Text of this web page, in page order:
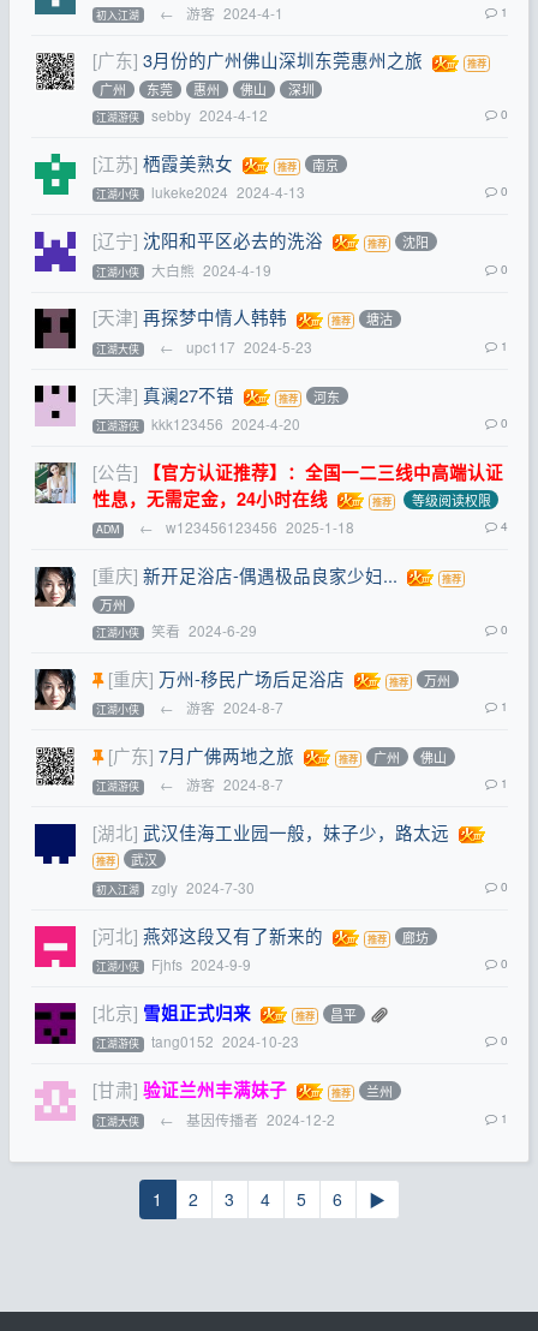
初入江湖 ← 游客 2024-4-1 1
[广东] 3月份的广州佛山深圳东莞惠州之旅
广州 东莞 惠州 佛山 深圳
江湖游侠 sebby 2024-4-12 0
[江苏] 栖霞美熟女 南京
江湖小侠 lukeke2024 2024-4-13 0
[辽宁] 沈阳和平区必去的洗浴 沈阳
江湖小侠 大白熊 2024-4-19 0
[天津] 再探梦中情人韩韩 塘沽
江湖大侠 ← upc117 2024-5-23 1
[天津] 真澜27不错 河东
江湖游侠 kkk123456 2024-4-20 0
[公告]
【官方认证推荐】：全国一二三线中高端认证
性息，无需定金，24小时在线
等级阅读权限
ADM ← w123456123456 2025-1-18 4
[重庆] 新开足浴店-偶遇极品良家少妇...
万州
江湖小侠 笑看 2024-6-29 0
[重庆] 万州-移民广场后足浴店 万州
江湖小侠 ← 游客 2024-8-7 1
[广东] 7月广佛两地之旅 广州 佛山
江湖游侠 ← 游客 2024-8-7 1
[湖北] 武汉佳海工业园一般，妹子少，路太远
武汉
初入江湖 zgly 2024-7-30 0
[河北] 燕郊这段又有了新来的 廊坊
江湖小侠 Fjhfs 2024-9-9 0
[北京] 雪姐正式归来 昌平
江湖游侠 tang0152 2024-10-23 0
[甘肃] 验证兰州丰满妹子 兰州
江湖大侠 ← 基因传播者 2024-12-2 1
1 2 3 4 5 6 ▶